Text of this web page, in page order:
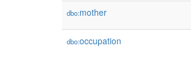
dbo:mother
dbo:occupation